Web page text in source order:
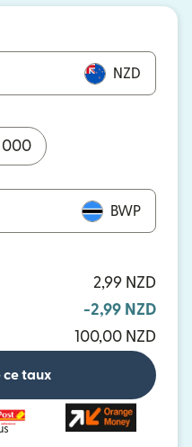
NZD
000
BWP
2,99 NZD
-2,99 NZD
100,00 NZD
ce taux